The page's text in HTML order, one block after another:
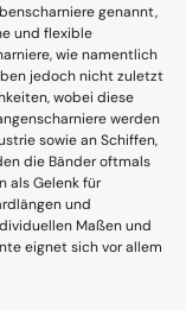
genannt,
und flexible
wie namentlich
jedoch nicht zuletzt
wobei diese
werden
sowie an Schiffen,
die Bänder oftmals
als Gelenk für
und
Maßen und
eignet sich vor allem